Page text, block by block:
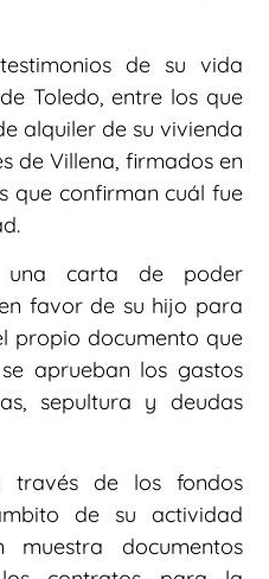
de su vida
Toledo, entre los que
alquiler de su vivienda
de Villena, firmados en
que confirman cuál fue
una carta de poder
favor de su hijo para
propio documento que
aprueban los gastos
sepultura y deudas
de los fondos
de su actividad
muestra documentos